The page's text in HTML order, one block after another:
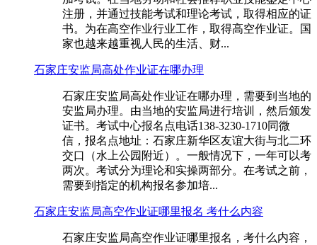
注册，并通过技能考试和理论考试，取得相应的证
书。为在高空作业行业工作，取得高空作业证。国
家也越来越重视人民的生活、财...
石家庄安监局高处作业证在哪办理
石家庄安监局高处作业证在哪办理，需要到当地的
安监局办理。由当地的安监局进行培训，然后颁发
证书。考试中心报名点电话138-3230-1710同微
信，报名点地址：石家庄新华区友谊大街与北二环
交口（水上公园附近）。一般情况下，一年可以考
两次。考试分为理论和实操两部分。在考试之前，
需要到指定的机构报名参加培...
石家庄安监局高空作业证哪里报名 考什么内容
石家庄安监局高空作业证哪里报名，考什么内容，